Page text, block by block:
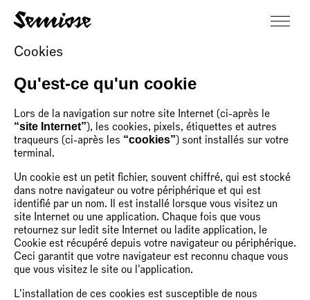
Cookies
Qu'est-ce qu'un cookie
Lors de la navigation sur notre site Internet (ci-après le
“site Internet”), les cookies, pixels, étiquettes et autres
traqueurs (ci-après les “cookies”) sont installés sur votre
terminal.
Un cookie est un petit fichier, souvent chiffré, qui est stocké
dans notre navigateur ou votre périphérique et qui est
identifié par un nom. Il est installé lorsque vous visitez un
site Internet ou une application. Chaque fois que vous
retournez sur ledit site Internet ou ladite application, le
Cookie est récupéré depuis votre navigateur ou périphérique.
Ceci garantit que votre navigateur est reconnu chaque vous
que vous visitez le site ou l'application.
L'installation de ces cookies est susceptible de nous